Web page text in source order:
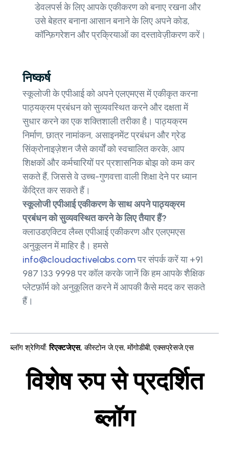
डेवलपर्स के लिए आपके एकीकरण को बनाए रखना और
उसे बेहतर बनाना आसान बनाने के लिए अपने कोड,
कॉन्फ़िगरेशन और प्रक्रियाओं का दस्तावेज़ीकरण करें।
निष्कर्ष
स्कूलोजी के एपीआई को अपने एलएमएस में एकीकृत करना
पाठ्यक्रम प्रबंधन को सुव्यवस्थित करने और दक्षता में
सुधार करने का एक शक्तिशाली तरीका है। पाठ्यक्रम
निर्माण, छात्र नामांकन, असाइनमेंट प्रबंधन और ग्रेड
सिंक्रोनाइज़ेशन जैसे कार्यों को स्वचालित करके, आप
शिक्षकों और कर्मचारियों पर प्रशासनिक बोझ को कम कर
सकते हैं, जिससे वे उच्च-गुणवत्ता वाली शिक्षा देने पर ध्यान
केंद्रित कर सकते हैं।
स्कूलोजी एपीआई एकीकरण के साथ अपने पाठ्यक्रम
प्रबंधन को सुव्यवस्थित करने के लिए तैयार हैं?
क्लाउडएक्टिव लैब्स एपीआई एकीकरण और एलएमएस
अनुकूलन में माहिर है। हमसे
info@cloudactivelabs.comपर संपर्क करें या +91
987 133 9998 पर कॉल करके जानें कि हम आपके शैक्षिक
प्लेटफ़ॉर्म को अनुकूलित करने में आपकी कैसे मदद कर सकते
हैं।
ब्लॉग श्रेणियाँ: रिएक्टजेएस, कीस्टोन जे.एस,मोंगोडीबी,एक्सप्रेसजे.एस
विशेष रुप से प्रदर्शित
ब्लॉग